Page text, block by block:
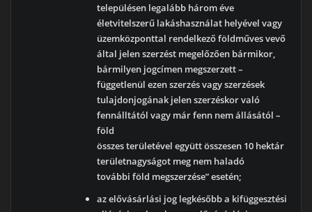
településen legalább három éve
életvitelszerű lakáshasználat helyével vagy
üzemközponttal rendelkező földműves vevő
által jelen szerzést megelőzően bármikor,
bármilyen jogcímen megszerzett –
függetlenül ezen szerzés vagy szerzések
tulajdonjogának jelen szerzéskor való
fennálltától vagy már fenn nem állásától –
föld
összes területével együtt összesen 10 hektár
területnagyságot meg nem haladó
további föld megszerzése” esetén;
az elővásárlási jog legkésőbb a kifüggesztési